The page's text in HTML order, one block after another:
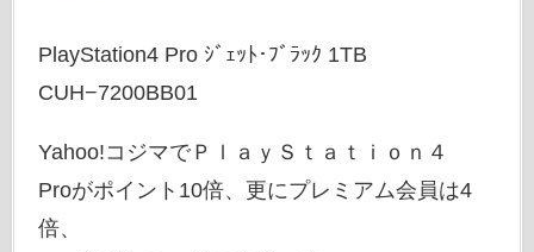
PlayStation4 Pro ｼﾞｪｯﾄ･ﾌﾞﾗｯｸ 1TB
CUH−7200BB01
Yahoo!コジマでＰｌａｙＳｔａｔｉｏｎ４
Proがポイント10倍、更にプレミアム会員は4
倍、